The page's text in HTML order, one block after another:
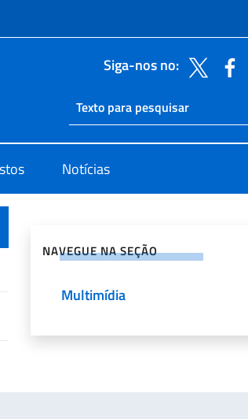
Siga-nos no:
Ricerca sito
Pesquise no site
Notícias
NAVEGUE NA SEÇÃO
Multimídia